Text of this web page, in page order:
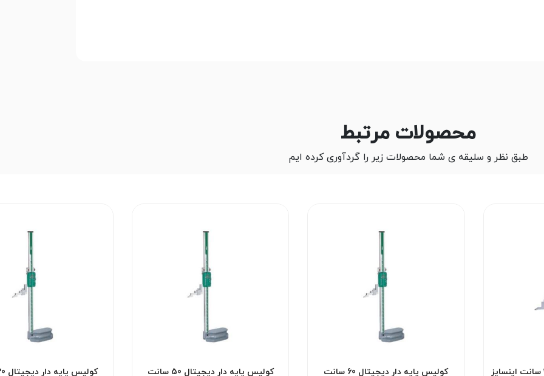
محصولات مرتبط
طبق نظر و سلیقه ی شما محصولات زیر را گردآوری کرده ایم
کولیس پایه دار ساده 30 سانت اینسایز
کولیس پایه دار دیجیتال 60 سانت
کولیس پایه دار دیجیتال 50 سانت